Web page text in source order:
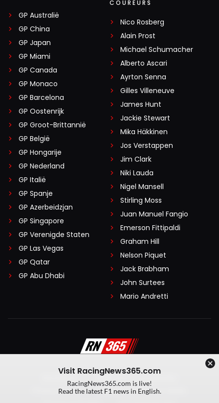
GP Australië
GP China
GP Japan
GP Miami
GP Canada
GP Monaco
GP Barcelona
GP Oostenrijk
GP Groot-Brittannië
GP België
GP Hongarije
GP Nederland
GP Italië
GP Spanje
GP Azerbeidzjan
GP Singapore
GP Verenigde Staten
GP Las Vegas
GP Qatar
GP Abu Dhabi
COUREURS
Nico Rosberg
Alain Prost
Michael Schumacher
Alberto Ascari
Ayrton Senna
Gilles Villeneuve
James Hunt
Jackie Stewart
Mika Häkkinen
Jos Verstappen
Jim Clark
Niki Lauda
Nigel Mansell
Stirling Moss
Juan Manuel Fangio
Emerson Fittipaldi
Graham Hill
Nelson Piquet
Jack Brabham
John Surtees
Mario Andretti
Algemene voorwaarden
Privacy Policy
Created by On Your Marks
Visit RacingNews365.com
RacingNews365.com is live!
Read the latest F1 news in English.